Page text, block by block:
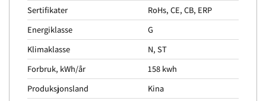
Sertifikater
RoHs, CE, CB, ERP
Energiklasse
G
Klimaklasse
N, ST
Forbruk, kWh/år
158 kwh
Produksjonsland
Kina